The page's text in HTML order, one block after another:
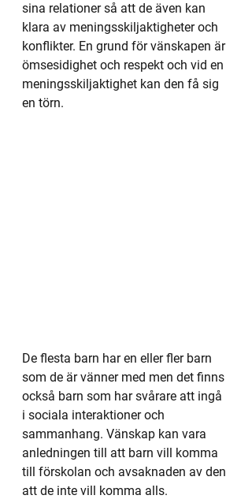
sina relationer så att de även kan
klara av meningsskiljaktigheter och
konflikter. En grund för vänskapen är
ömsesidighet och respekt och vid en
meningsskiljaktighet kan den få sig
en törn.
De flesta barn har en eller fler barn
som de är vänner med men det finns
också barn som har svårare att ingå
i sociala interaktioner och
sammanhang. Vänskap kan vara
anledningen till att barn vill komma
till förskolan och avsaknaden av den
att de inte vill komma alls.